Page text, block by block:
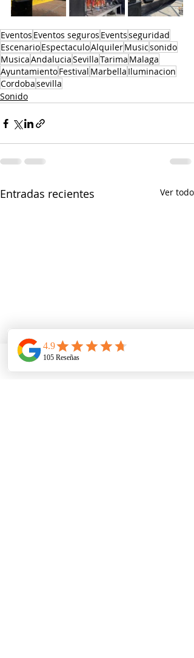
Eventos Eventos seguros Eventsseguridad
EscenarioEspectaculoAlquilerMusicsonido
MusicaAndaluciaSevillaTarima Malaga
AyuntamientoFestival Marbella Iluminacion
Cordobasevilla
Sonido
Entradas recientes Ver todo